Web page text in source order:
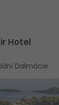
Hotel
Dalmácie